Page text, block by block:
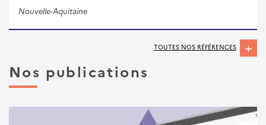
Nouvelle-Aquitaine
TOUTES NOS RÉFÉRENCES
Nos publications